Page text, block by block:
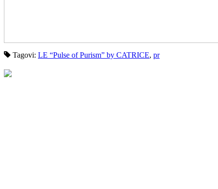
Tagovi: LE “Pulse of Purism” by CATRICE, pr